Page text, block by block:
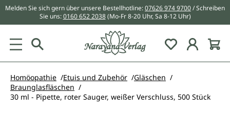
springen
Melden Sie sich gern über unsere Bestellhotline:07626 974 9700/ Schreiben
Sie uns:0160 652 2038 (Mo-Fr 8-20 Uhr, Sa 8-12 Uhr)
Du hast 0
Homöopathie Etuis und Zubehör
Gläschen
Braunglasfläschen
30 ml - Pipette, roter Sauger, weißer Verschluss, 500 Stück